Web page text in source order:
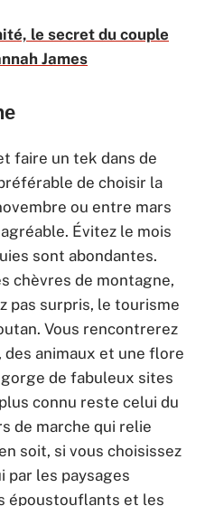
le secret du couple
James
faire un tek dans de
de choisir la
ou entre mars
Évitez le mois
sont abondantes.
chèvres de montagne,
pas surpris, le tourisme
Vous rencontrerez
animaux et une flore
de fabuleux sites
connu reste celui du
de marche qui relie
soit, si vous choisissez
par les paysages
époustouflants et les